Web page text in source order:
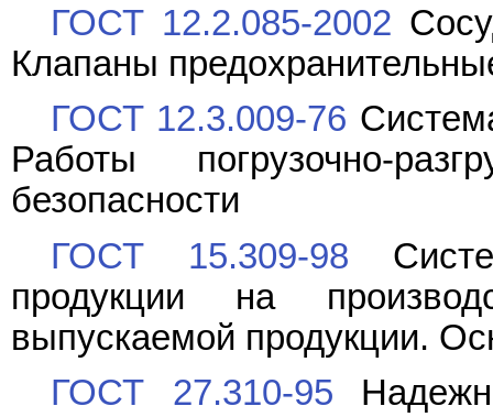
ГОСТ 12.2.085-2002
Клапаны
ГОСТ 12.3.009-76
Работы погрузочно-
безопасности
ГОСТ 15.309-98
продукции на
выпускаемой продукции.
ГОСТ 27.310-95